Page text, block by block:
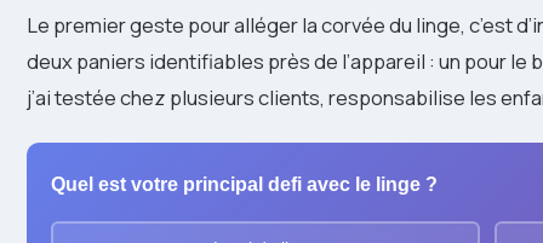
Le premier geste pour alléger la corvée du linge, c’est
deux paniers identifiables près de l’appareil : un pour le
j’ai testée chez plusieurs clients, responsabilise les
Quel est votre principal defi avec le linge ?